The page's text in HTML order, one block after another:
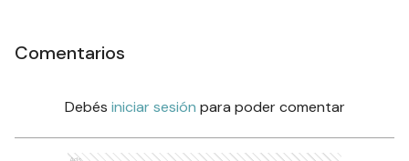
Comentarios
Debés iniciar sesión para poder comentar
Ads